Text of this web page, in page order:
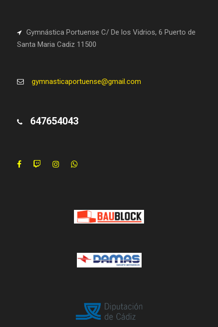
Gymnástica Portuense C/ De los Vidrios, 6 Puerto de
Santa Maria Cadiz 11500
gymnasticaportuense@gmail.com
647654043